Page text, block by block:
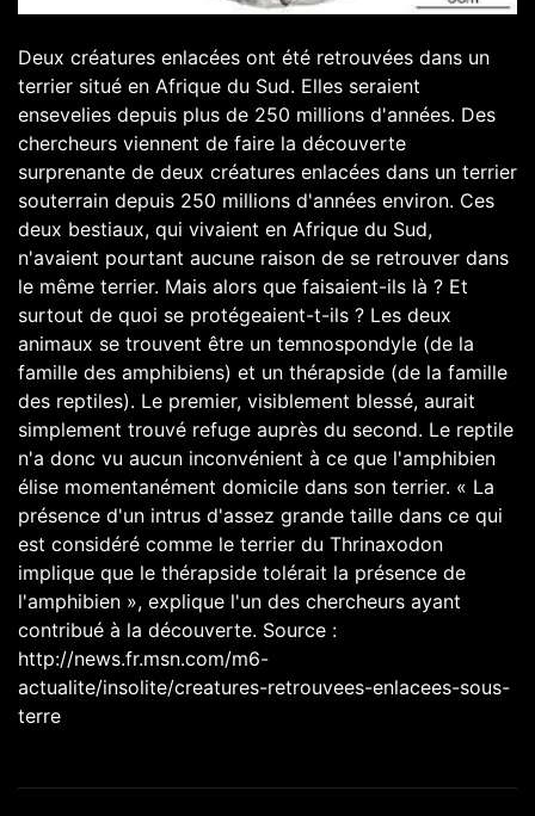
Deux créatures enlacées ont été retrouvées dans un
terrier situé en Afrique du Sud. Elles seraient
ensevelies depuis plus de 250 millions d'années. Des
chercheurs viennent de faire la découverte
surprenante de deux créatures enlacées dans un terrier
souterrain depuis 250 millions d'années environ. Ces
deux bestiaux, qui vivaient en Afrique du Sud,
n'avaient pourtant aucune raison de se retrouver dans
le même terrier. Mais alors que faisaient-ils là ? Et
surtout de quoi se protégeaient-t-ils ? Les deux
animaux se trouvent être un temnospondyle (de la
famille des amphibiens) et un thérapside (de la famille
des reptiles). Le premier, visiblement blessé, aurait
simplement trouvé refuge auprès du second. Le reptile
n'a donc vu aucun inconvénient à ce que l'amphibien
élise momentanément domicile dans son terrier. « La
présence d'un intrus d'assez grande taille dans ce qui
est considéré comme le terrier du Thrinaxodon
implique que le thérapside tolérait la présence de
l'amphibien », explique l'un des chercheurs ayant
contribué à la découverte. Source :
http://news.fr.msn.com/m6-
actualite/insolite/creatures-retrouvees-enlacees-sous-
terre